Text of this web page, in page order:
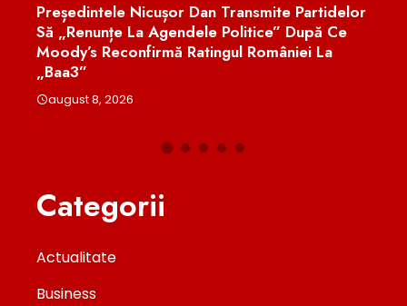
Președintele Nicușor Dan Transmite Partidelor
Să „renunțe La Agendele Politice” După Ce
Moody’s Reconfirmă Ratingul României La
„Baa3”
august 8, 2026
Categorii
Actualitate
Business